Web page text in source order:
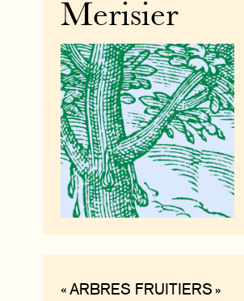
Merisier
« ARBRES FRUITIERS »